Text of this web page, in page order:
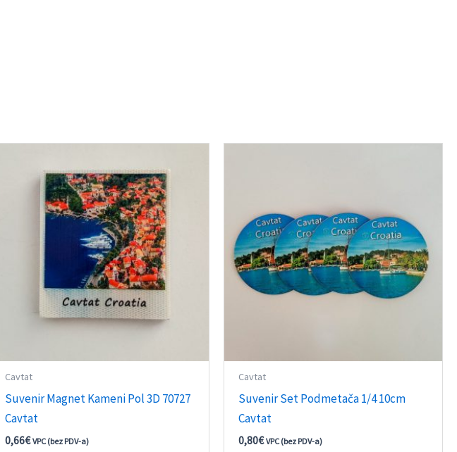
Cavtat
Suvenir Magnet Kameni Pol 3D 70727
Cavtat
0,66€ VPC (bez PDV-a)
Cavtat
Suvenir Set Podmetača 1/4 10cm
Cavtat
0,80€ VPC (bez PDV-a)